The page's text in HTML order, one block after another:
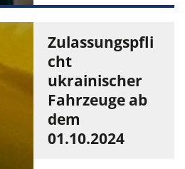
Zulassungspfli
cht
ukrainischer
Fahrzeuge ab
dem
01.10.2024